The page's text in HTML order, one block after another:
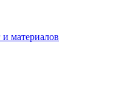
материалов